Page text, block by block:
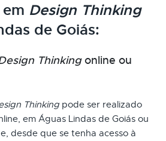
Design Thinking
de Goiás:
Thinkingonline ou
Thinking pode ser realizado
em Águas Lindas de Goiás ou
desde que se tenha acesso à